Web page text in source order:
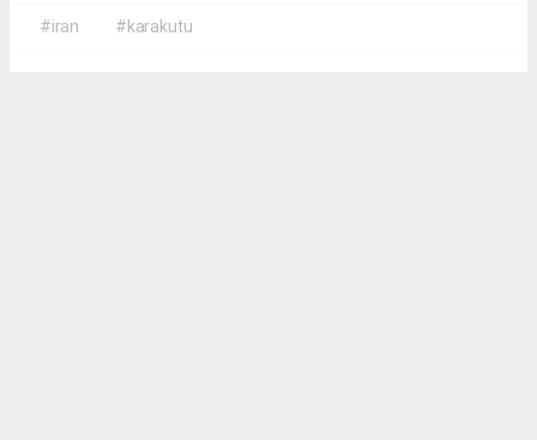
#iran #karakutu